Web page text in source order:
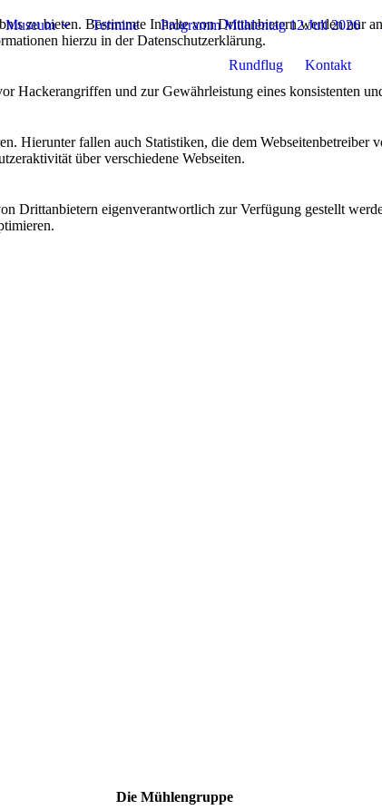
Museum Termine Programm Mühlentag 12.Juli 2026
Rundflug Kontakt
Die Mühlengruppe
zu bieten. Bestimmte Inhalte von Drittanbietern werden nur
hierzu in der Datenschutzerklärung.
Hackerangriffen und zur Gewährleistung eines konsistenten
Hierunter fallen auch Statistiken, die dem
über verschiedene Webseiten.
Drittanbietern eigenverantwortlich zur Verfügung gestellt